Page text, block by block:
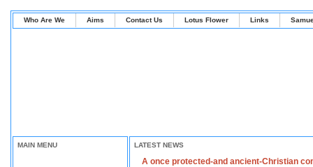
Who Are We Aims Contact Us Lotus Flower Links
MAIN MENU LATEST NEWS
A once protected-and ancient-Christian